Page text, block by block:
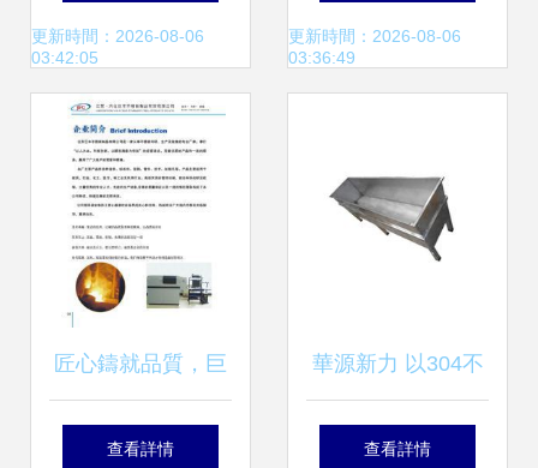
您的卓越不銹鋼制
品解決方案
更新時間：2026-08-06
03:42:05
與行業應用
更新時間：2026-08-06
03:36:49
匠心鑄就品質，巨
榮不銹鋼合金制品
查看詳情
華源新力 以304不
銹鋼模具為核心，
查看詳情